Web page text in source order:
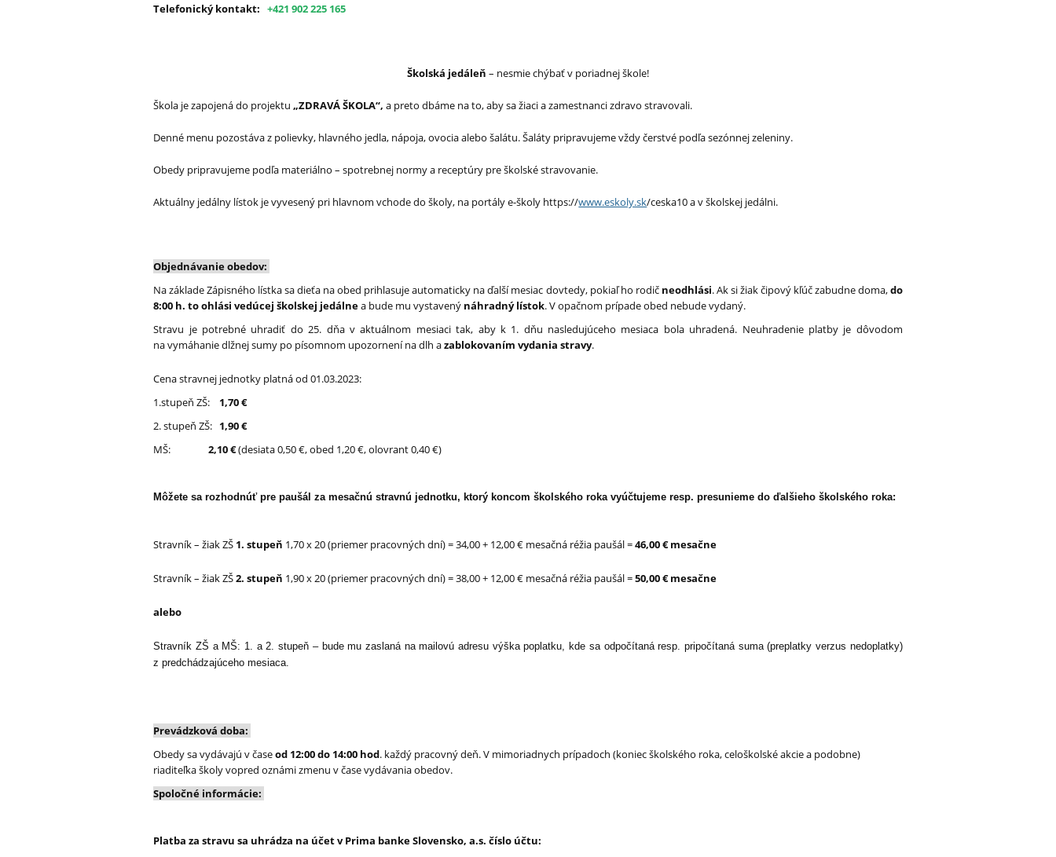
Telefonický kontakt: +421 902 225 165
Školská jedáleň – nesmie chýbať v poriadnej škole!
Škola je zapojená do projektu„ZDRAVÁ ŠKOLA“,a preto dbáme na to, aby sa žiaci a zamestnanci zdravo stravovali.
Denné menu pozostáva z polievky, hlavného jedla, nápoja, ovocia alebo šalátu. Šaláty pripravujeme vždy čerstvé podľa sezónnej zeleniny.
Obedy pripravujeme podľa materiálno – spotrebnej normy a receptúry pre školské stravovanie.
Aktuálny jedálny lístok je vyvesený pri hlavnom vchode do školy, na portály e-školy https://www.eskoly.sk/ceska10 a v školskej jedálni.
Objednávanie obedov:
Na základe Zápisného lístka sa dieťa na obed prihlasuje automaticky na ďalší mesiac dovtedy, pokiaľ ho rodič neodhlási. Ak si žiak čipový kľúč zabudne doma,do
8:00 h. to ohlási vedúcej školskej jedálnea bude mu vystavený náhradný lístok. V opačnom prípade obed nebude vydaný.
Stravu je potrebné uhradiť do 25. dňa v aktuálnom mesiaci tak, aby k 1. dňu nasledujúceho mesiaca bola uhradená. Neuhradenie platby je dôvodom
na vymáhanie dlžnej sumy po písomnom upozornení na dlh azablokovaním vydania stravy.
Cena stravnej jednotky platná od 01.03.2023:
1.stupeň ZŠ: 1,70 €
2. stupeň ZŠ: 1,90 €
MŠ:2,10 €(desiata 0,50 €, obed 1,20 €, olovrant 0,40 €)
Môžete sa rozhodnúť pre paušál za mesačnú stravnú jednotku, ktorý koncom školského roka vyúčtujeme resp. presunieme do ďalšieho školského roka:
Stravník – žiak ZŠ 1. stupeň 1,70 x 20 (priemer pracovných dní) = 34,00 + 12,00 € mesačná réžia paušál =46,00 € mesačne
Stravník – žiak ZŠ2. stupeň 1,90 x 20 (priemer pracovných dní) = 38,00 + 12,00 € mesačná réžia paušál =50,00 € mesačne
alebo
Stravník ZŠ a MŠ: 1. a 2. stupeň – bude mu zaslaná na mailovú adresu výška poplatku, kde sa odpočítaná resp. pripočítaná suma (preplatky verzus nedoplatky)
z predchádzajúceho mesiaca.
Prevádzková doba:
Obedy sa vydávajú v časeod 12:00 do 14:00 hod. každý pracovný deň. V mimoriadnych prípadoch (koniec školského roka, celoškolské akcie a podobne)
riaditeľka školy vopred oznámi zmenu v čase vydávania obedov.
Spoločné informácie:
Platba za stravu sa uhrádza na účet v Prima banke Slovensko, a.s. číslo účtu: